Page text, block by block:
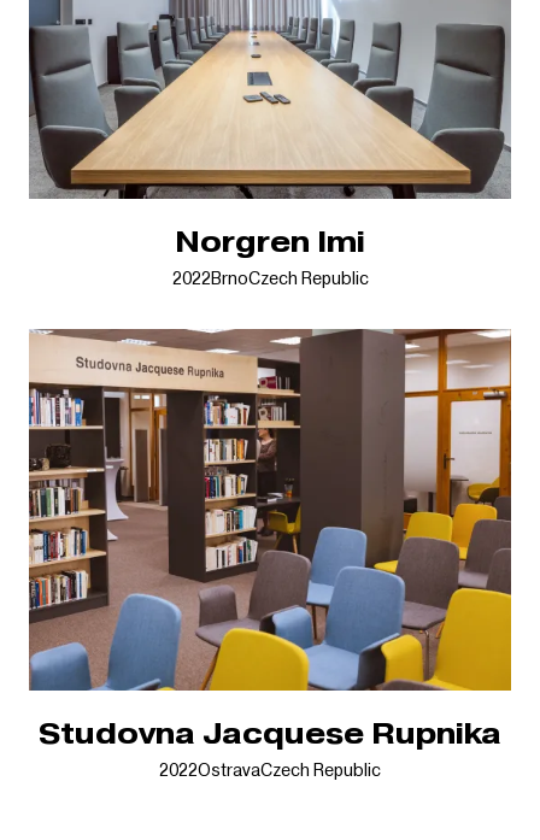
Norgren Imi
2022BrnoCzech Republic
Studovna Jacquese Rupnika
2022OstravaCzech Republic